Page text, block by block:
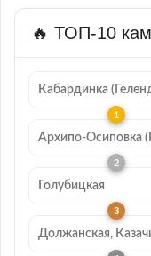
🔥 ТОП-10
Кабардинка
Архипо-Осиповка
Голубицкая
Должанская,